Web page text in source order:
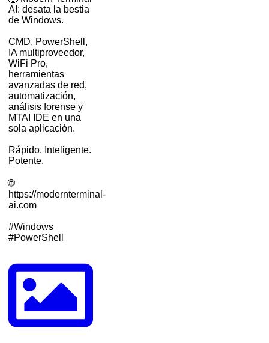
AI: desata la bestia
de Windows.
CMD, PowerShell,
IA multiproveedor,
WiFi Pro,
herramientas
avanzadas de red,
automatización,
análisis forense y
MTAI IDE en una
sola aplicación.
Rápido. Inteligente.
Potente.
🌐
https://modernterminal-
ai.com
#Windows
#PowerShell